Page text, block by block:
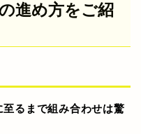
進め方をご紹
るまで組み合わせは驚